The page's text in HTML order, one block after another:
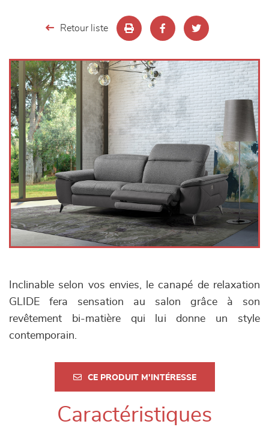
décoration
Retour liste
Inclinable selon vos envies, le canapé de relaxation
GLIDE fera sensation au salon grâce à son
revêtement bi-matière qui lui donne un style
contemporain.
CE PRODUIT M'INTÉRESSE
Caractéristiques